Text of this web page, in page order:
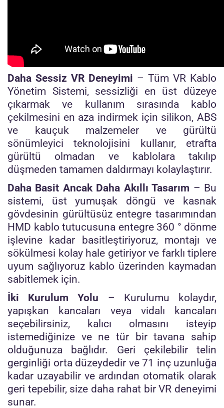
Daha Sessiz VR Deneyimi – Tüm VR Kablo
Yönetim Sistemi, sessizliği en üst düzeye
çıkarmak ve kullanım sırasında kablo
çekilmesini en aza indirmek için silikon, ABS
ve kauçuk malzemeler ve gürültü
sönümleyici teknolojisini kullanır, etrafta
gürültü olmadan ve kablolara takılıp
düşmeden tamamen daldırmayı kolaylaştırır.
Daha Basit Ancak Daha Akıllı Tasarım – Bu
sistemi, üst yumuşak döngü ve kasnak
gövdesinin gürültüsüz entegre tasarımından
HMD kablo tutucusuna entegre 360 ​​° dönme
işlevine kadar basitleştiriyoruz, montajı ve
sökülmesi kolay hale getiriyor ve farklı tiplere
uyum sağlıyoruz kablo üzerinden kaymadan
sabitlemek için.
İki Kurulum Yolu – Kurulumu kolaydır,
yapışkan kancaları veya vidalı kancaları
seçebilirsiniz, kalıcı olmasını isteyip
istemediğinize ve ne tür bir tavana sahip
olduğunuza bağlıdır. Geri çekilebilir telin
gerginliği orta düzeydedir ve 71 inç uzunluğa
kadar uzayabilir ve ardından otomatik olarak
geri tepebilir, size daha rahat bir VR deneyimi
sunar.